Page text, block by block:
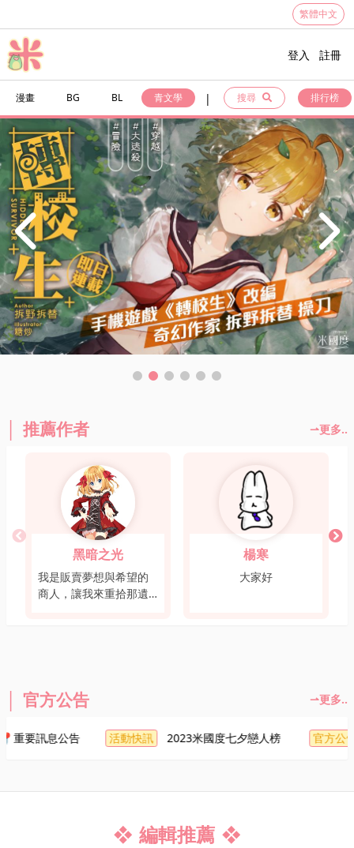
繁體中文
登入 註冊
排行榜
搜尋
|
青文學
BL
BG
漫畫
推薦作者 更多..
黑暗之光
我是販賣夢想與希望的
商人，讓我來重拾那遺
用小說來打動人心，
用小說來撼動心靈，
用小說來征服宇宙。
楊寒
大家好
官方公告 更多..
公告 活動快訊 ︎︎︎ 2023米國度七夕戀人榜 ︎︎︎ 官方公告
編輯推薦